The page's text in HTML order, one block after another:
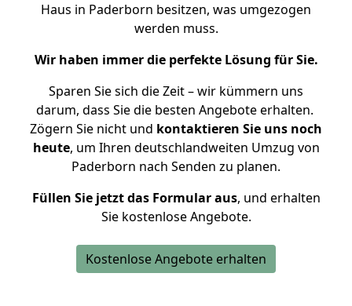
Haus in Paderborn besitzen, was umgezogen
werden muss.
Wir haben immer die perfekte Lösung für Sie.
Sparen Sie sich die Zeit – wir kümmern uns
darum, dass Sie die besten Angebote erhalten.
Zögern Sie nicht und kontaktieren Sie uns noch
heute, um Ihren deutschlandweiten Umzug von
Paderborn nach Senden zu planen.
Füllen Sie jetzt das Formular aus, und erhalten
Sie kostenlose Angebote.
Kostenlose Angebote erhalten